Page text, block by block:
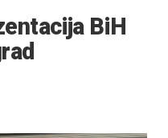
BiH